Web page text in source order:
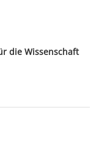
die Wissenschaft